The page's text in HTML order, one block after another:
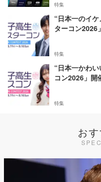
特集
“日本一のイ
ターコン2026
特集
“日本一かわ
コン2026」開
特集
お